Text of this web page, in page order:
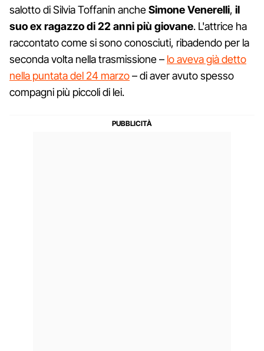
salotto di Silvia Toffanin ancheSimone Venerelli, il
suo ex ragazzo di 22 anni più giovane. L'attrice ha
raccontato come si sono conosciuti, ribadendo per la
seconda volta nella trasmissione – lo aveva già detto
nella puntata del 24 marzo– di aver avuto spesso
compagni più piccoli di lei.